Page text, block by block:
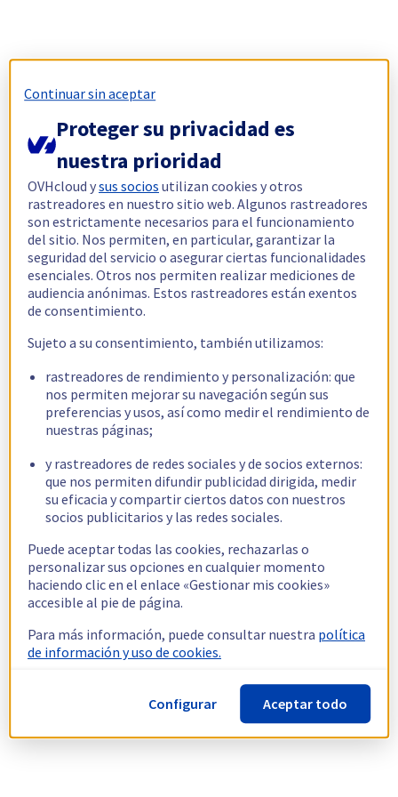
Continuar sin aceptar
Proteger su privacidad es
nuestra prioridad
OVHcloud ysus socios utilizan cookies y otros
rastreadores en nuestro sitio web. Algunos rastreadores
son estrictamente necesarios para el funcionamiento
del sitio. Nos permiten, en particular, garantizar la
seguridad del servicio o asegurar ciertas funcionalidades
esenciales. Otros nos permiten realizar mediciones de
audiencia anónimas. Estos rastreadores están exentos
de consentimiento.
Sujeto a su consentimiento, también utilizamos:
rastreadores de rendimiento y personalización: que
nos permiten mejorar su navegación según sus
preferencias y usos, así como medir el rendimiento de
nuestras páginas;
y rastreadores de redes sociales y de socios externos:
que nos permiten difundir publicidad dirigida, medir
su eficacia y compartir ciertos datos con nuestros
socios publicitarios y las redes sociales.
Puede aceptar todas las cookies, rechazarlas o
personalizar sus opciones en cualquier momento
haciendo clic en el enlace «Gestionar mis cookies»
accesible al pie de página.
Para más información, puede consultar nuestra política
de información y uso de cookies.
Configurar Aceptar todo